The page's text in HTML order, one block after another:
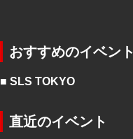
おすすめのイベント
■ SLS TOKYO
直近のイベント